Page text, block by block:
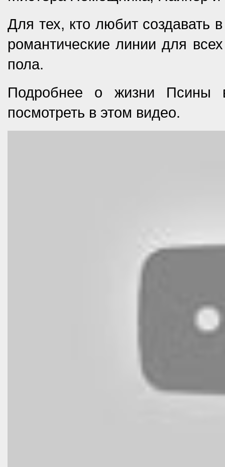
Для тех, кто любит создавать
романтические линии для
пола.
Подробнее о жизни Псины
посмотреть в этом видео.